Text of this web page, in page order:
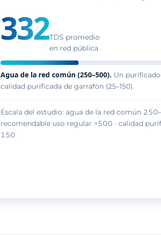
332TDS promedio
en red pública
Agua de la red común (250–500). Un
calidad purificada de garrafón (25–150).
Escala del estudio: agua de la red común
recomendable uso regular >500 · calidad
150